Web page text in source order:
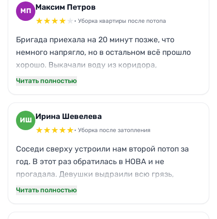
сырости исчез полностью. Спасибо за скорость
и чистоту!
МП Максим Петров
★★★★★ • Уборка квартиры после потопа
Бригада приехала на 20 минут позже, что
немного напрягло, но в остальном всё прошло
хорошо. Выкачали воду из коридора,
просушили ковролин, отмыли окна от грязных
сияет, детская даже лучше стала, чем до
потопа. Рекомендую соседям.
Читать полностью
ИШ Ирина Шевелева
★★★★★• Уборка после затопления
Соседи сверху устроили нам второй потоп за
год. В этот раз обратилась в НОВА и не
прогадала. Девушки выдраили всю грязь,
включая кухонный фартук, который я сама
Читать полностью